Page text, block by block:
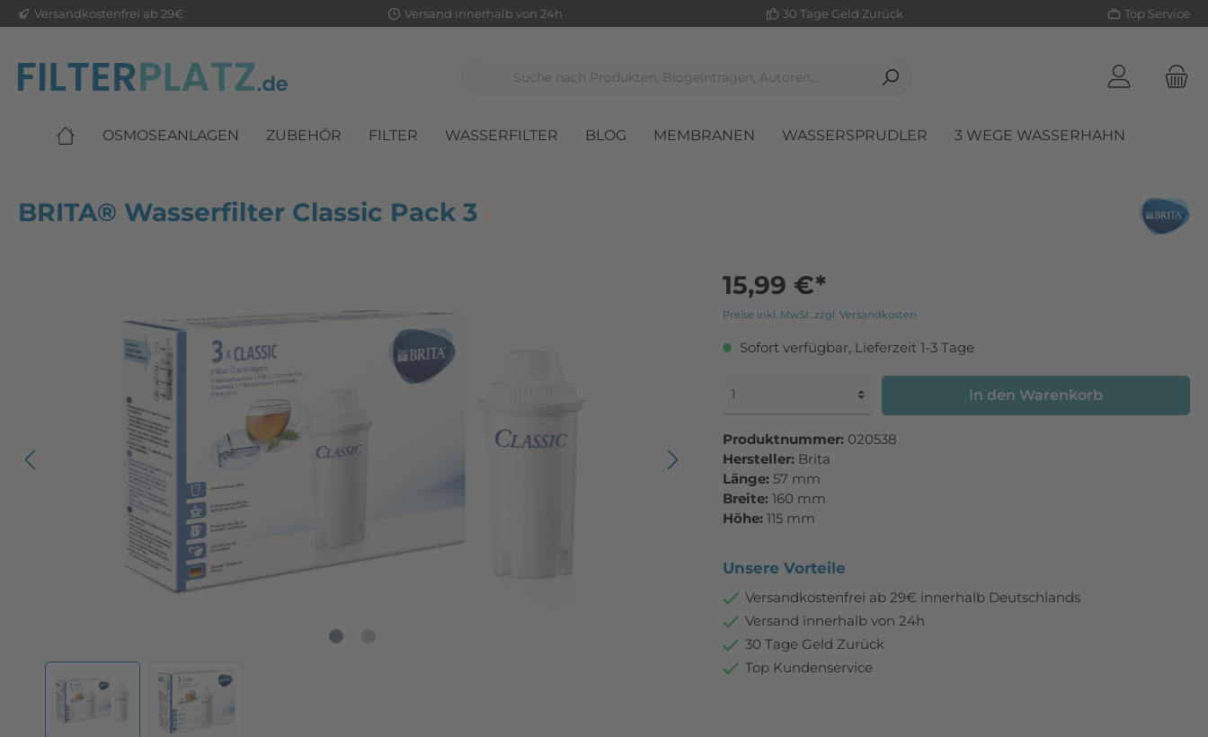
Versandkostenfrei ab 29€ Versand innerhalb von 24h 30 Tage Geld Zurück Top Service
OSMOSEANLAGEN ZUBEHÖR FILTER WASSERFILTER BLOG MEMBRANEN WASSERSPRUDLER 3 WEGE WASSERHAHN
BRITA® Wasserfilter Classic Pack 3
15,99 €*
Preise inkl. MwSt. zzgl. Versandkosten
Sofort verfügbar, Lieferzeit 1-3 Tage
In den Warenkorb
Produktnummer: 020538
Hersteller: Brita
Länge: 57 mm
Breite: 160 mm
Höhe: 115 mm
Unsere Vorteile
Versandkostenfrei ab 29€ innerhalb Deutschlands
Versand innerhalb von 24h
30 Tage Geld Zurück
Top Kundenservice